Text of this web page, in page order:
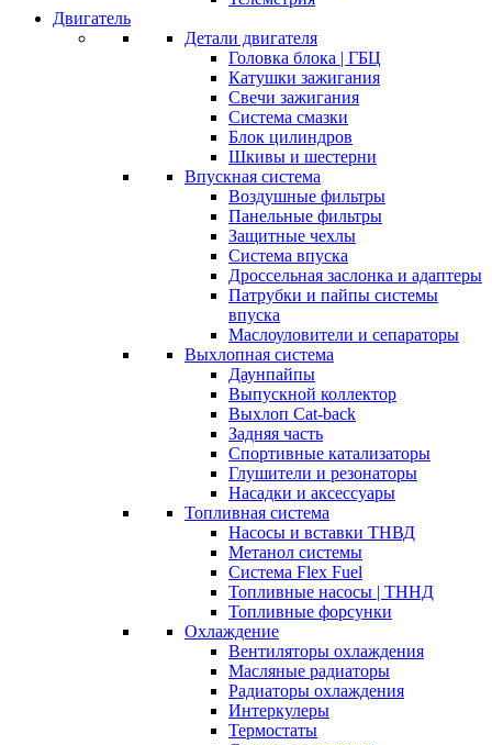
Двигатель
Детали двигателя
Головка блока | ГБЦ
Катушки зажигания
Свечи зажигания
Система смазки
Блок цилиндров
Шкивы и шестерни
Впускная система
Воздушные фильтры
Панельные фильтры
Защитные чехлы
Система впуска
Дроссельная заслонка и адаптеры
Патрубки и пайпы системы
впуска
Маслоуловители и сепараторы
Выхлопная система
Даунпайпы
Выпускной коллектор
Выхлоп Cat-back
Задняя часть
Спортивные катализаторы
Глушители и резонаторы
Насадки и аксессуары
Топливная система
Насосы и вставки ТНВД
Метанол системы
Система Flex Fuel
Топливные насосы | ТННД
Топливные форсунки
Охлаждение
Вентиляторы охлаждения
Масляные радиаторы
Радиаторы охлаждения
Интеркулеры
Термостаты